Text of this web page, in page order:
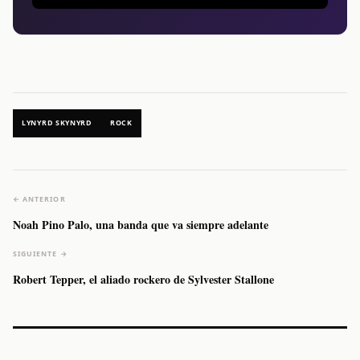
LYNYRD SKYNYRD ROCK
← ANTERIOR
Noah Pino Palo, una banda que va siempre adelante
SIGUIENTE →
Robert Tepper, el aliado rockero de Sylvester Stallone